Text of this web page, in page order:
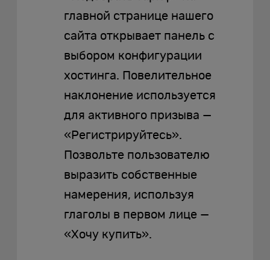
главной странице нашего
сайта открывает панель с
выбором конфигурации
хостинга. Повелительное
наклонение используется
для активного призыва —
«Регистрируйтесь».
Позвольте пользователю
выразить собственные
намерения, используя
глаголы в первом лице —
«Хочу купить».